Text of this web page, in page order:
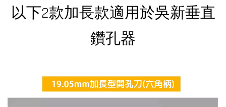
以下2款加長款適用於吳新垂直
鑽孔器